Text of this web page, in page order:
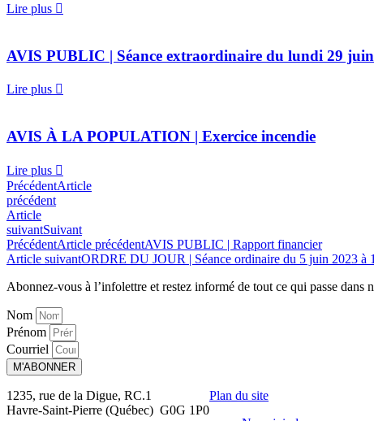
Lire plus
AVIS PUBLIC | Séance extraordinaire du lundi 29
Lire plus
AVIS À LA POPULATION | Exercice incendie
Lire plus
PrécédentArticle
précédent
Article
suivantSuivant
PrécédentArticle précédentAVIS PUBLIC | Rapport financier
Article suivantORDRE DU JOUR | Séance ordinaire du 5 juin 2023 à
Abonnez-vous à l’infolettre et restez informé de tout ce qui passe dans
Nom
Prénom
Courriel
M'ABONNER
1235, rue de la Digue, RC.1
Havre-Saint-Pierre (Québec) G0G 1P0
Plan du site